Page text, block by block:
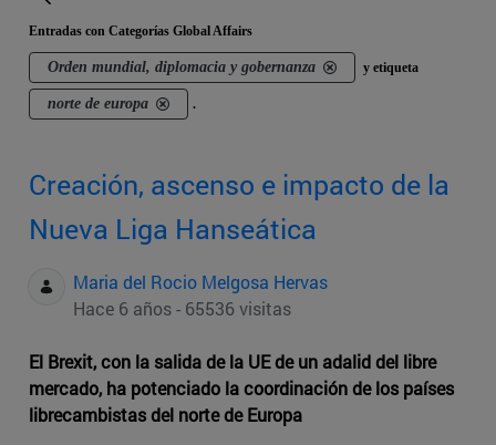
Entradas con Categorías Global Affairs
Orden mundial, diplomacia y gobernanza y etiqueta
norte de europa .
Creación, ascenso e impacto de la
Nueva Liga Hanseática
Maria del Rocio Melgosa Hervas
Hace 6 años - 65536 visitas
El Brexit, con la salida de la UE de un adalid del libre
mercado, ha potenciado la coordinación de los países
librecambistas del norte de Europa